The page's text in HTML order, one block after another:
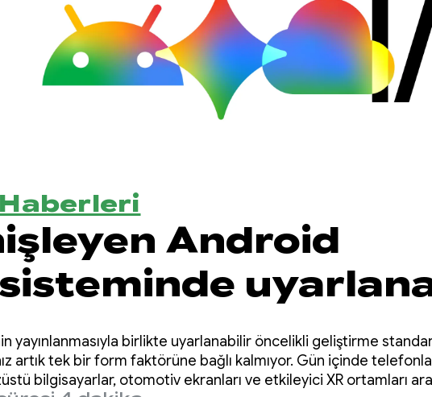
Android
yayınlanmasıyla birlikte uyarlanabilir öncelikli geliştirme
artık tek bir form faktörüne bağlı kalmıyor. Gün içinde
bilgisayarlar, otomotiv ekranları ve etkileyici XR ortamları